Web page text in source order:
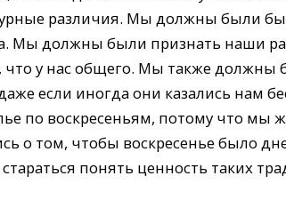
различия. Мы должны были
Мы должны были признать наши
что у нас общего. Мы также должны
если иногда они казались нам
по воскресеньям, потому что
о том, чтобы воскресенье было
понять ценность таких